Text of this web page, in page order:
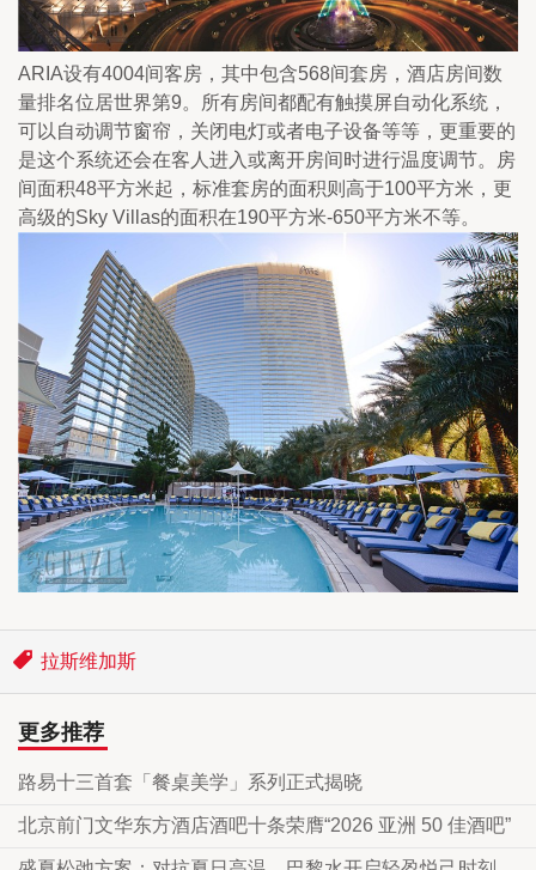
ARIA设有4004间客房，其中包含568间套房，酒店房间数
量排名位居世界第9。所有房间都配有触摸屏自动化系统，
可以自动调节窗帘，关闭电灯或者电子设备等等，更重要的
是这个系统还会在客人进入或离开房间时进行温度调节。房
间面积48平方米起，标准套房的面积则高于100平方米，更
高级的Sky Villas的面积在190平方米-650平方米不等。
拉斯维加斯
更多推荐
路易十三首套「餐桌美学」系列正式揭晓
北京前门文华东方酒店酒吧十条荣膺“2026 亚洲 50 佳酒吧”